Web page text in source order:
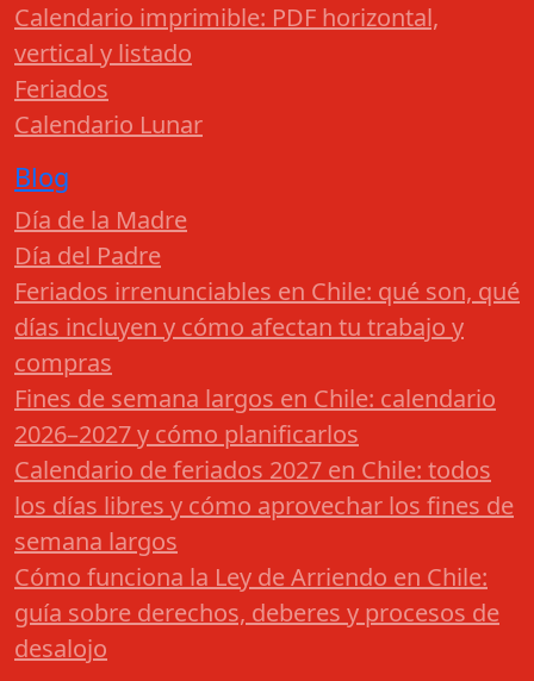
Calendario imprimible: PDF horizontal,
vertical y listado
Feriados
Calendario Lunar
Blog
Día de la Madre
Día del Padre
Feriados irrenunciables en Chile: qué son, qué
días incluyen y cómo afectan tu trabajo y
compras
Fines de semana largos en Chile: calendario
2026–2027 y cómo planificarlos
Calendario de feriados 2027 en Chile: todos
los días libres y cómo aprovechar los fines de
semana largos
Cómo funciona la Ley de Arriendo en Chile:
guía sobre derechos, deberes y procesos de
desalojo